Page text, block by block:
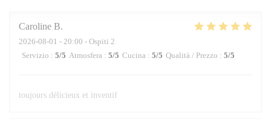
Caroline B
2026-08-01 - 20:00 - Ospiti 2
Servizio : 5/5 Atmosfera : 5/5 Cucina : 5/5 Qualità / Prezzo : 5/5
toujours délicieux et inventif